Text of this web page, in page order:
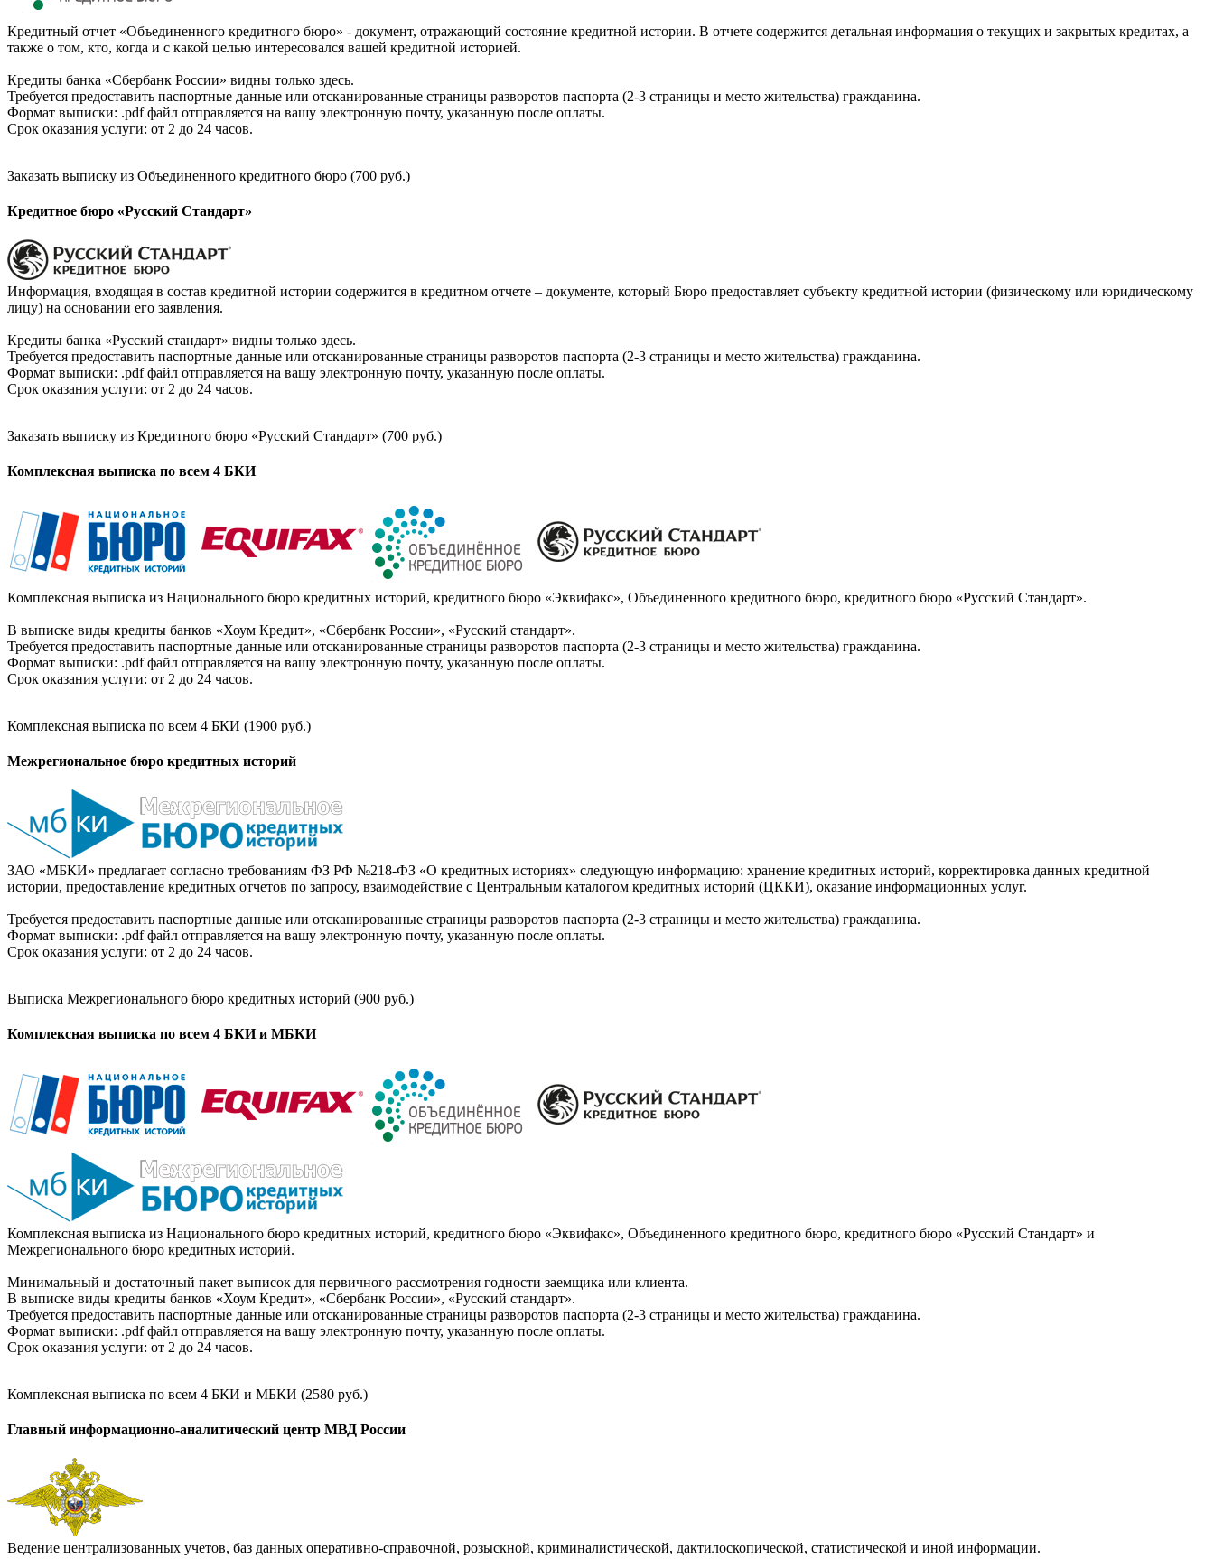
Кредитный отчет «Объединенного кредитного бюро» - документ, отражающий состояние кредитной истории. В отчете содержится детальная информация о текущих и закрытых кредитах, а
также о том, кто, когда и с какой целью интересовался вашей кредитной историей.
Кредиты банка «Сбербанк России» видны только здесь.
Требуется предоставить паспортные данные или отсканированные страницы разворотов паспорта (2-3 страницы и место жительства) гражданина.
Формат выписки: .pdf файл отправляется на вашу электронную почту, указанную после оплаты.
Срок оказания услуги: от 2 до 24 часов.
Заказать выписку из Объединенного кредитного бюро (700 руб.)
Кредитное бюро «Русский Стандарт»
Информация, входящая в состав кредитной истории содержится в кредитном отчете – документе, который Бюро предоставляет субъекту кредитной истории (физическому или юридическому
лицу) на основании его заявления.
Кредиты банка «Русский стандарт» видны только здесь.
Требуется предоставить паспортные данные или отсканированные страницы разворотов паспорта (2-3 страницы и место жительства) гражданина.
Формат выписки: .pdf файл отправляется на вашу электронную почту, указанную после оплаты.
Срок оказания услуги: от 2 до 24 часов.
Заказать выписку из Кредитного бюро «Русский Стандарт» (700 руб.)
Комплексная выписка по всем 4 БКИ
Комплексная выписка из Национального бюро кредитных историй, кредитного бюро «Эквифакс», Объединенного кредитного бюро, кредитного бюро «Русский Стандарт».
В выписке виды кредиты банков «Хоум Кредит», «Сбербанк России», «Русский стандарт».
Требуется предоставить паспортные данные или отсканированные страницы разворотов паспорта (2-3 страницы и место жительства) гражданина.
Формат выписки: .pdf файл отправляется на вашу электронную почту, указанную после оплаты.
Срок оказания услуги: от 2 до 24 часов.
Комплексная выписка по всем 4 БКИ (1900 руб.)
Межрегиональное бюро кредитных историй
ЗАО «МБКИ» предлагает согласно требованиям ФЗ РФ №218-ФЗ «О кредитных историях» следующую информацию: хранение кредитных историй, корректировка данных кредитной
истории, предоставление кредитных отчетов по запросу, взаимодействие с Центральным каталогом кредитных историй (ЦККИ), оказание информационных услуг.
Требуется предоставить паспортные данные или отсканированные страницы разворотов паспорта (2-3 страницы и место жительства) гражданина.
Формат выписки: .pdf файл отправляется на вашу электронную почту, указанную после оплаты.
Срок оказания услуги: от 2 до 24 часов.
Выписка Межрегионального бюро кредитных историй (900 руб.)
Комплексная выписка по всем 4 БКИ и МБКИ
Комплексная выписка из Национального бюро кредитных историй, кредитного бюро «Эквифакс», Объединенного кредитного бюро, кредитного бюро «Русский Стандарт» и
Межрегионального бюро кредитных историй.
Минимальный и достаточный пакет выписок для первичного рассмотрения годности заемщика или клиента.
В выписке виды кредиты банков «Хоум Кредит», «Сбербанк России», «Русский стандарт».
Требуется предоставить паспортные данные или отсканированные страницы разворотов паспорта (2-3 страницы и место жительства) гражданина.
Формат выписки: .pdf файл отправляется на вашу электронную почту, указанную после оплаты.
Срок оказания услуги: от 2 до 24 часов.
Комплексная выписка по всем 4 БКИ и МБКИ (2580 руб.)
Главный информационно-аналитический центр МВД России
Ведение централизованных учетов, баз данных оперативно-справочной, розыскной, криминалистической, дактилоскопической, статистической и иной информации.